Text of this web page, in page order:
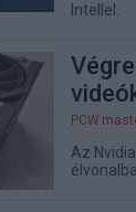
Intellel.
Az